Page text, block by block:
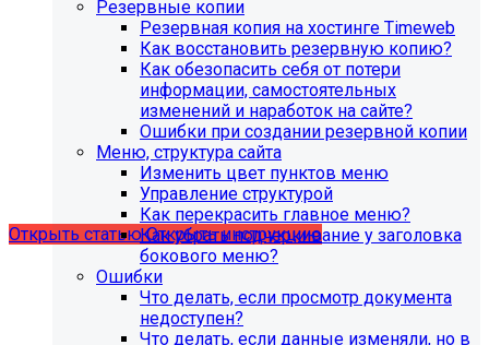
С 1 февраля 2023 года ограничена
поддержка продуктов 1С-Битрикс на
PHP версии ниже 8.0. Рекомендуемая
версия PHP - 8.1 и выше
Открыть статьюОткрыть инструкцию
Резервные копии
Резервная копия на хостинге Timeweb
Как восстановить резервную копию?
Как обезопасить себя от потери
информации, самостоятельных
изменений и наработок на сайте?
Ошибки при создании резервной копии
Меню, структура сайта
Изменить цвет пунктов меню
Управление структурой
Как перекрасить главное меню?
Как убрать подчеркивание у заголовка
бокового меню?
Ошибки
Что делать, если просмотр документа
недоступен?
Что делать, если данные изменяли, но в